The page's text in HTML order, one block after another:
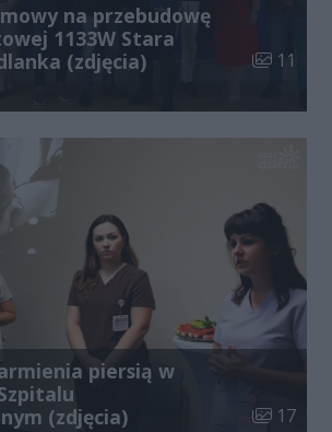
na przebudowę
1133W Stara
(zdjęcia)
Liczba
11
piersią w
(zdjęcia)
Liczba
17